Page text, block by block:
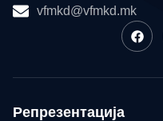
vfmkd@vfmkd.mk
Репрезентација